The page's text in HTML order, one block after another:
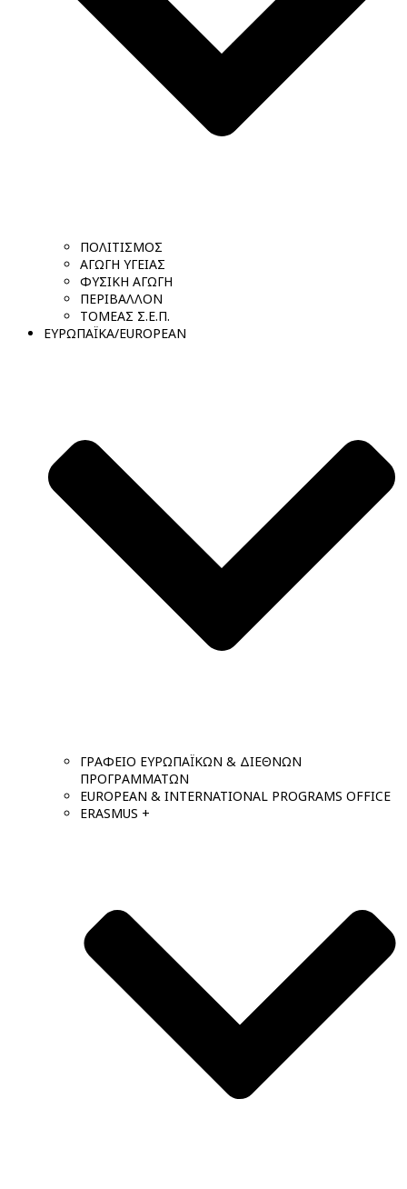
ΠΟΛΙΤΙΣΜΟΣ
ΑΓΩΓΗ ΥΓΕΙΑΣ
ΦΥΣΙΚΗ ΑΓΩΓΗ
ΠΕΡΙΒΑΛΛΟΝ
ΤΟΜΕΑΣ Σ.Ε.Π.
ΕΥΡΩΠΑΪΚΑ/EUROPEAN
ΓΡΑΦΕΙΟ ΕΥΡΩΠΑΪΚΩΝ & ΔΙΕΘΝΩΝ
ΠΡΟΓΡΑΜΜΑΤΩΝ
EUROPEAN & INTERNATIONAL PROGRAMS OFFICE
ERASMUS +